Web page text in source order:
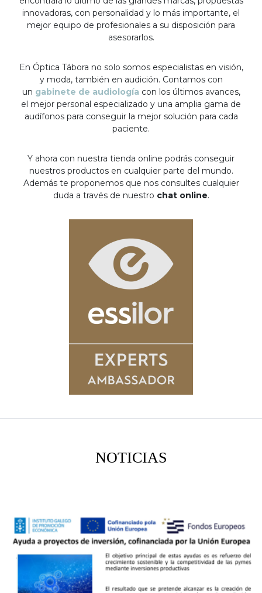
innovadoras, con personalidad y lo más importante, el
mejor equipo de profesionales a su disposición para
asesorarlos.
En Óptica Tábora no solo somos especialistas en visión,
y moda, también en audición. Contamos con
un gabinete de audiología con los últimos avances,
el mejor personal especializado y una amplia gama de
audífonos para conseguir la mejor solución para cada
paciente.
Y ahora con nuestra tienda online podrás conseguir
nuestros productos en cualquier parte del mundo.
Además te proponemos que nos consultes cualquier
duda a través de nuestro chat online.
NOTICIAS